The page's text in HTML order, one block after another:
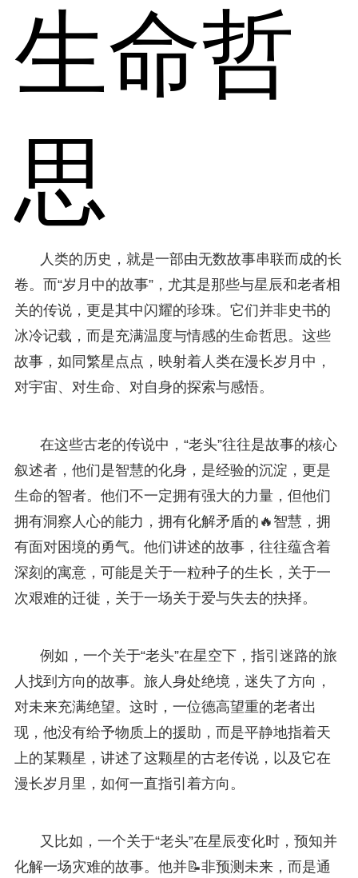
生命哲
思
人类的历史，就是一部由无数故事串联而成的长
卷。而“岁月中的故事”，尤其是那些与星辰和老者相
关的传说，更是其中闪耀的珍珠。它们并非史书的
冰冷记载，而是充满温度与情感的生命哲思。这些
故事，如同繁星点点，映射着人类在漫长岁月中，
对宇宙、对生命、对自身的探索与感悟。
在这些古老的传说中，“老头”往往是故事的核心
叙述者，他们是智慧的化身，是经验的沉淀，更是
生命的智者。他们不一定拥有强大的力量，但他们
拥有洞察人心的能力，拥有化解矛盾的🔥智慧，拥
有面对困境的勇气。他们讲述的故事，往往蕴含着
深刻的寓意，可能是关于一粒种子的生长，关于一
次艰难的迁徙，关于一场关于爱与失去的抉择。
例如，一个关于“老头”在星空下，指引迷路的旅
人找到方向的故事。旅人身处绝境，迷失了方向，
对未来充满绝望。这时，一位德高望重的老者出
现，他没有给予物质上的援助，而是平静地指着天
上的某颗星，讲述了这颗星的古老传说，以及它在
漫长岁月里，如何一直指引着方向。
又比如，一个关于“老头”在星辰变化时，预知并
化解一场灾难的故事。他并📝非预测未来，而是通